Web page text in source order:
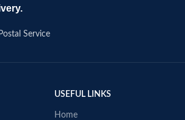
Service
USEFUL LINKS
Home